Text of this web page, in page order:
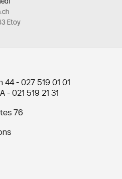
Etoy
44 - 027 519 01 01
- 021 519 21 31
76